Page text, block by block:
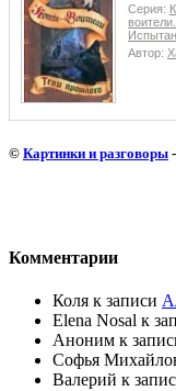
Серия:
воители.
Автор:
© Картинки и разговоры
Комментарии
Коля к записи
Elena Nosal к
Аноним к
Софья
Валерий к